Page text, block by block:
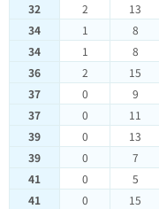
32
2 13
34
1 8
34
1 8
36
2 15
37
0 9
37
0 11
39
0 13
39
0 7
41
0 5
41
0 15